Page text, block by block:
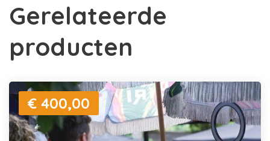
Gerelateerde
producten
€ 400,00